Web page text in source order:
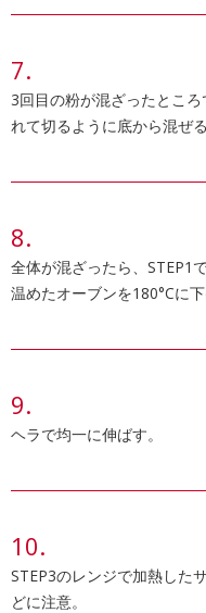
3回目の粉が混ざったとこ
れて切るように底から混ぜる
全体が混ざったら、STEP1
温めたオーブンを180°Cに下
ヘラで均一に伸ばす。
STEP3のレンジで加熱した
どに注意。